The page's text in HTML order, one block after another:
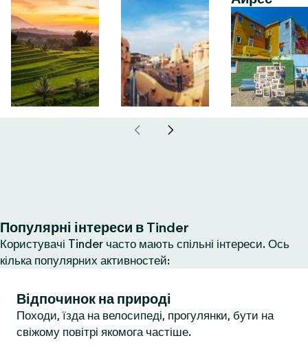
Популярні інтереси в Tinder
Користувачі Tinder часто мають спільні інтереси. Ось
кілька популярних активностей:
Відпочинок на природі
Походи, їзда на велосипеді, прогулянки, бути на
свіжому повітрі якомога частіше.